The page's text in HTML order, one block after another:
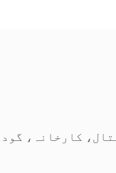
سکول، ہسپتال،